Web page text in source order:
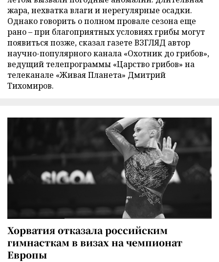
жара, нехватка влаги и нерегулярные осадки.
Однако говорить о полном провале сезона еще
рано – при благоприятных условиях грибы могут
появиться позже, сказал газете ВЗГЛЯД автор
научно-популярного канала «Охотник до грибов»,
ведущий телепрограммы «Царство грибов» на
телеканале «Живая Планета» Дмитрий
Тихомиров.
Хорватия отказала российским
гимнасткам в визах на чемпионат
Европы